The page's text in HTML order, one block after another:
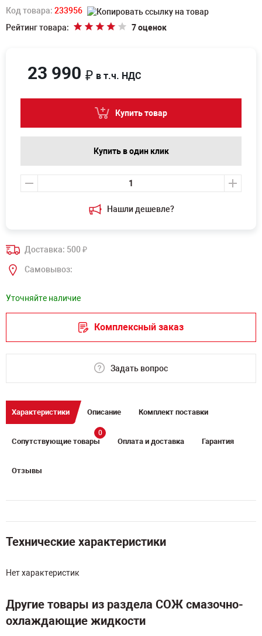
Код товара: 233956
Рейтинг товара:
7 оценок
Нашли дешевле?
23 990 ₽ в т.ч. НДС
Купить товар
Купить в один клик
Доставка: 500₽
Самовывоз:
Уточняйте наличие
Комплексный заказ
Задать вопрос
Характеристики Описание Комплект поставки
Сопутствующие товары
0
Оплата и доставка Гарантия
Отзывы
Технические характеристики
Нет характеристик
Другие товары из раздела СОЖ смазочно-
охлаждающие жидкости